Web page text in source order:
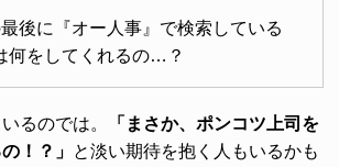
後に『オー人事』で検索している
何をしてくれるの…？
るのでは。
「まさか、ポンコツ上司を
！？」 と淡い期待を抱く人もいるかも